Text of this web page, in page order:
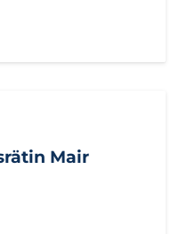
Mair